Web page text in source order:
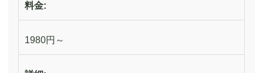
料金:
1980円～